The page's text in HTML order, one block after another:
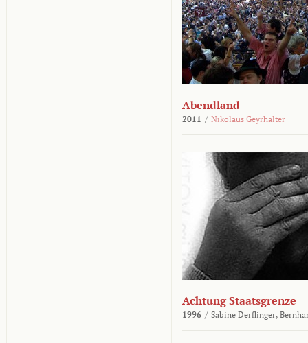
Abendland
2011 / Nikolaus Geyrhalter
Achtung Staatsgrenze
1996 / Sabine Derflinger,